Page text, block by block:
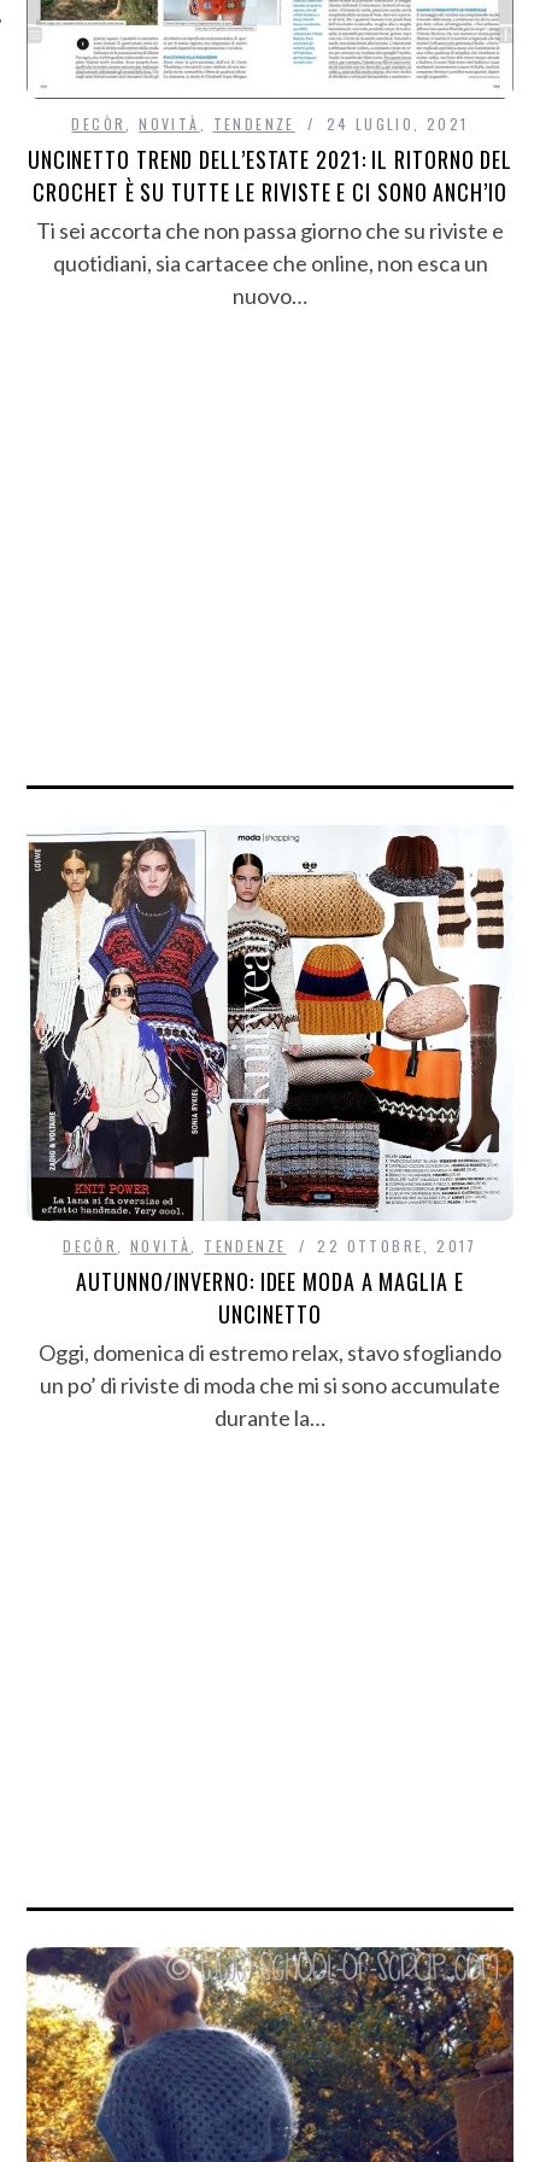
DECÒR ,NOVITÀ TENDENZE 24 LUGLIO, 2021
UNCINETTO TREND DELL’ESTATE 2021: IL RITORNO DEL
CROCHET È SU TUTTE LE RIVISTE E CI SONO ANCH’IO
Ti sei accorta che non passa giorno che su riviste e
quotidiani, sia cartacee che online, non esca un
nuovo…
DECÒR ,NOVITÀ TENDENZE 22 OTTOBRE, 2017
AUTUNNO/INVERNO: IDEE MODA A MAGLIA E
UNCINETTO
Oggi, domenica di estremo relax, stavo sfogliando
un po’ di riviste di moda che mi si sono accumulate
durante la…